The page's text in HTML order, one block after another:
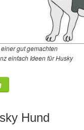
gut gemachten
einfach Ideen für Husky
Hund